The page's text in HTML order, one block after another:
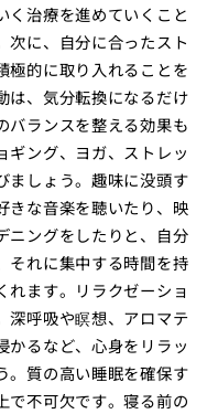
く治療を進めていくこと
次に、自分に合ったスト
極的に取り入れることを
は、気分転換になるだけ
バランスを整える効果も
ギング、ヨガ、ストレッ
ましょう。趣味に没頭す
きな音楽を聴いたり、映
ニングをしたりと、自分
それに集中する時間を持
れます。リラクゼーショ
深呼吸や瞑想、アロマテ
かるなど、心身をリラッ
。質の高い睡眠を確保す
で不可欠です。寝る前の